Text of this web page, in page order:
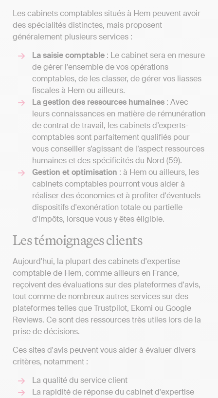
Les cabinets comptables situés à Hem peuvent avoir
des spécialités distinctes, mais proposent
généralement plusieurs services :
La saisie comptable : Le cabinet sera en mesure
de gérer l'ensemble de vos opérations
comptables, de les classer, de gérer vos liasses
fiscales à Hem ou ailleurs.
La gestion des ressources humaines : Avec
leurs connaissances en matière de rémunération
de contrat de travail, les cabinets d’experts-
comptables sont parfaitement qualifiés pour
vous conseiller s’agissant de l’aspect ressources
humaines et des spécificités du Nord (59).
Gestion et optimisation : à Hem ou ailleurs, les
cabinets comptables pourront vous aider à
réaliser des économies et à profiter d'éventuels
dispositifs d'exonération totale ou partielle
d'impôts, lorsque vous y êtes éligible.
Les témoignages clients
Aujourd'hui, la plupart des cabinets d'expertise
comptable de Hem, comme ailleurs en France,
reçoivent des évaluations sur des plateformes d'avis,
tout comme de nombreux autres services sur des
plateformes telles que Trustpilot, Ekomi ou Google
Reviews. Ce sont des ressources très utiles lors de la
prise de décisions.
Ces sites d'avis peuvent vous aider à évaluer divers
critères, notamment :
La qualité du service client
La rapidité de réponse du cabinet d'expertise